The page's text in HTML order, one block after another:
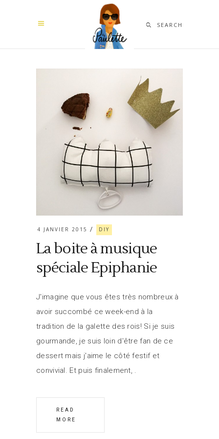
SEARCH
4 JANVIER 2015 DIY
La boite à musique
spéciale Epiphanie
J'imagine que vous êtes très nombreux à
avoir succombé ce week-end à la
tradition de la galette des rois! Si je suis
gourmande, je suis loin d'être fan de ce
dessert mais j'aime le côté festif et
convivial. Et puis finalement,
READ
MORE